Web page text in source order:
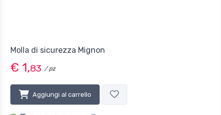
Molla di sicurezza Mignon
€ 1,83 / pz
Aggiungi al carrello